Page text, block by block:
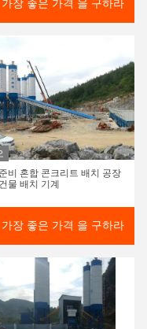
가장 좋은 가격 을 구하라
비 혼합 콘크리트 배치 공장
물 배치 기계
가장 좋은 가격 을 구하라